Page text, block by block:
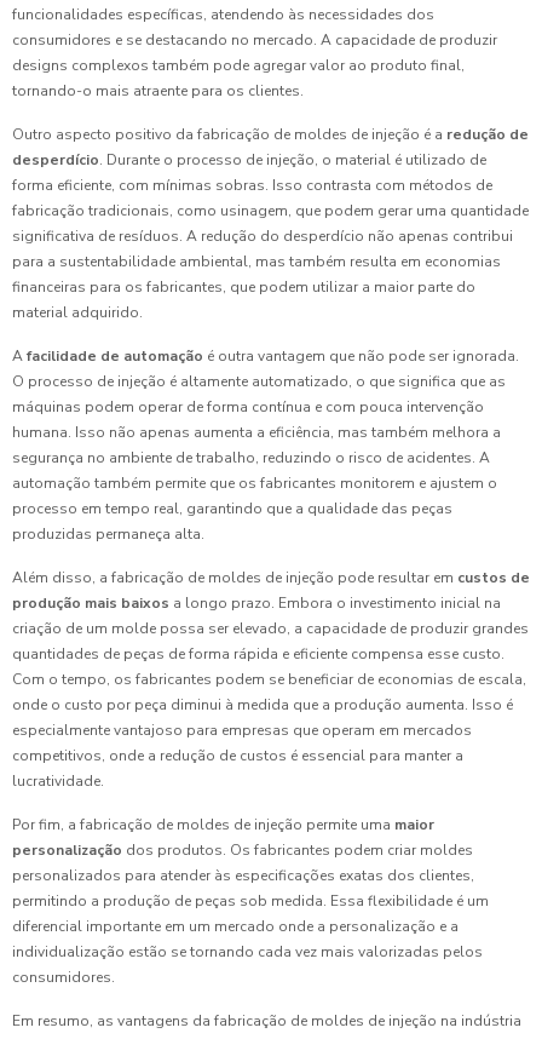
funcionalidades específicas, atendendo às necessidades dos
consumidores e se destacando no mercado. A capacidade de produzir
designs complexos também pode agregar valor ao produto final,
tornando-o mais atraente para os clientes.
Outro aspecto positivo da fabricação de moldes de injeção é a redução de
desperdício. Durante o processo de injeção, o material é utilizado de
forma eficiente, com mínimas sobras. Isso contrasta com métodos de
fabricação tradicionais, como usinagem, que podem gerar uma quantidade
significativa de resíduos. A redução do desperdício não apenas contribui
para a sustentabilidade ambiental, mas também resulta em economias
financeiras para os fabricantes, que podem utilizar a maior parte do
material adquirido.
Afacilidade de automação é outra vantagem que não pode ser ignorada.
O processo de injeção é altamente automatizado, o que significa que as
máquinas podem operar de forma contínua e com pouca intervenção
humana. Isso não apenas aumenta a eficiência, mas também melhora a
segurança no ambiente de trabalho, reduzindo o risco de acidentes. A
automação também permite que os fabricantes monitorem e ajustem o
processo em tempo real, garantindo que a qualidade das peças
produzidas permaneça alta.
Além disso, a fabricação de moldes de injeção pode resultar em custos de
produção mais baixos a longo prazo. Embora o investimento inicial na
criação de um molde possa ser elevado, a capacidade de produzir grandes
quantidades de peças de forma rápida e eficiente compensa esse custo.
Com o tempo, os fabricantes podem se beneficiar de economias de escala,
onde o custo por peça diminui à medida que a produção aumenta. Isso é
especialmente vantajoso para empresas que operam em mercados
competitivos, onde a redução de custos é essencial para manter a
lucratividade.
Por fim, a fabricação de moldes de injeção permite uma maior
personalização dos produtos. Os fabricantes podem criar moldes
personalizados para atender às especificações exatas dos clientes,
permitindo a produção de peças sob medida. Essa flexibilidade é um
diferencial importante em um mercado onde a personalização e a
individualização estão se tornando cada vez mais valorizadas pelos
consumidores.
Em resumo, as vantagens da fabricação de moldes de injeção na indústria